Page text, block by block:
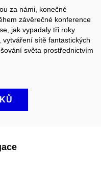
za námi, konečné
závěrečné konference
jak vypadaly tři roky
sítě fantastických
světa prostřednictvím